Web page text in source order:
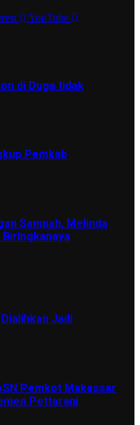
YouTube
di Duga tidak
Pemkab
Sampah, Melinda
Jadi
Pemkot Makassar
Pettarani